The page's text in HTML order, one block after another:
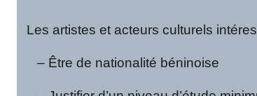
Les artistes et acteurs culturels
– Être de nationalité béninoise